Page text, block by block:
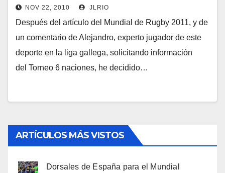
NOV 22, 2010 JLRIO
Después del artículo del Mundial de Rugby 2011, y de
un comentario de Alejandro, experto jugador de este
deporte en la liga gallega, solicitando información
del Torneo 6 naciones, he decidido…
ARTÍCULOS MÁS VISTOS
Dorsales de España para el Mundial